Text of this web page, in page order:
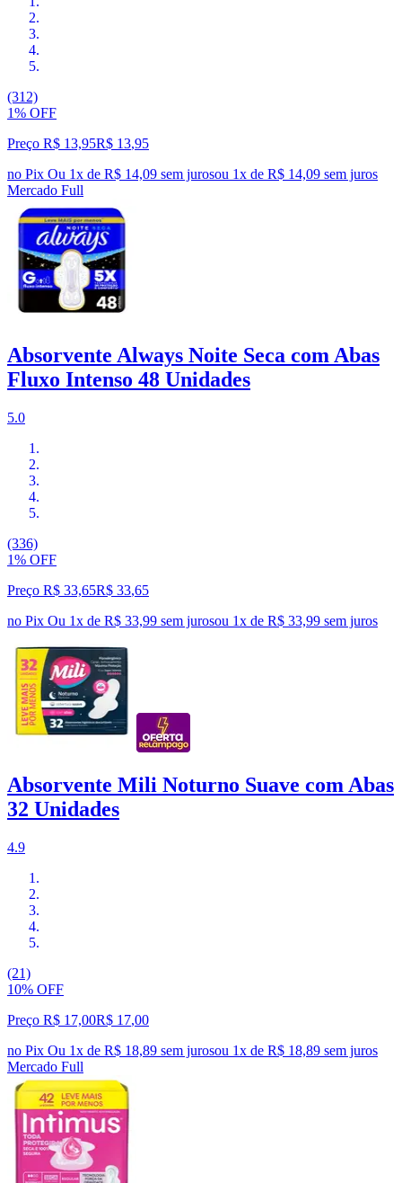
(312)
1% OFF
Preço R$ 13,95R$ 13,95
no Pix Ou 1x de R$ 14,09 sem jurosou 1x de R$ 14,09 sem juros
Mercado Full
Absorvente Always Noite Seca com Abas
Fluxo Intenso 48 Unidades
5.0
(336)
1% OFF
Preço R$ 33,65R$ 33,65
no Pix Ou 1x de R$ 33,99 sem jurosou 1x de R$ 33,99 sem juros
Absorvente Mili Noturno Suave com Abas
32 Unidades
4.9
(21)
10% OFF
Preço R$ 17,00R$ 17,00
no Pix Ou 1x de R$ 18,89 sem jurosou 1x de R$ 18,89 sem juros
Mercado Full